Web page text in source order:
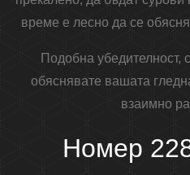
време е лесно да се
Подобна убедителност,
обяснявате вашата
взаимно
Номер